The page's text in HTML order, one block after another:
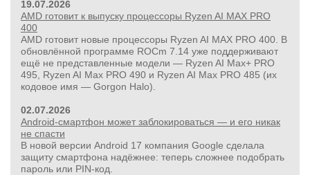
19.07.2026
AMD готовит к выпуску процессоры Ryzen AI MAX PRO
400
AMD готовит новые процессоры Ryzen AI MAX PRO 400. В
обновлённой программе ROCm 7.14 уже поддерживают
ещё не представленные модели — Ryzen AI Max+ PRO
495, Ryzen AI Max PRO 490 и Ryzen AI Max PRO 485 (их
кодовое имя — Gorgon Halo).
02.07.2026
Android-смартфон может заблокироваться — и его никак
не спасти
В новой версии Android 17 компания Google сделала
защиту смартфона надёжнее: теперь сложнее подобрать
пароль или PIN‑код.